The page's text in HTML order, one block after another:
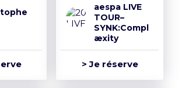
aespa LIVE
TOUR–
SYNK:Compl
æxity
> Je réserve